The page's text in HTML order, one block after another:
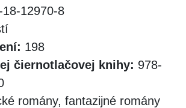
18-12970-8
198
čiernotlačovej knihy: 978-
romány, fantazijné romány